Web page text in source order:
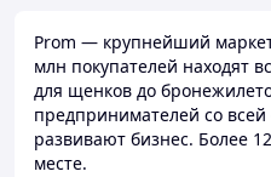
Prom — крупнейший
млн покупателей находят
для щенков до
предпринимателей со
развивают бизнес. Более
месте.